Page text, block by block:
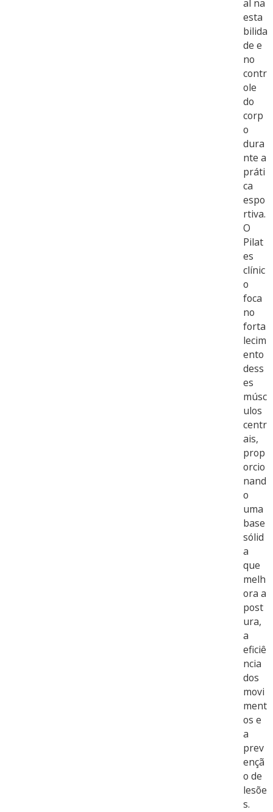
al na
esta
bilida
de e
no
contr
ole
do
corp
o
dura
nte a
práti
ca
espo
rtiva.
O
Pilat
es
clínic
o
foca
no
forta
lecim
ento
dess
es
músc
ulos
centr
ais,
prop
orcio
nand
o
uma
base
sólid
a
que
melh
ora a
post
ura,
a
eficiê
ncia
dos
movi
ment
os e
a
prev
ençã
o de
lesõe
s.